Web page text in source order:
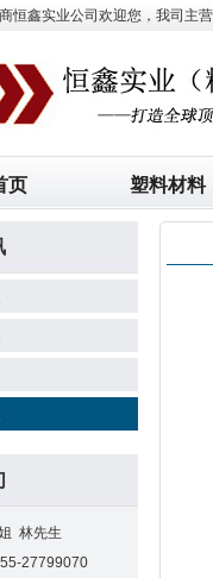
恒鑫实业公司欢迎您，我司主
页 塑料材料
林先生
27799070